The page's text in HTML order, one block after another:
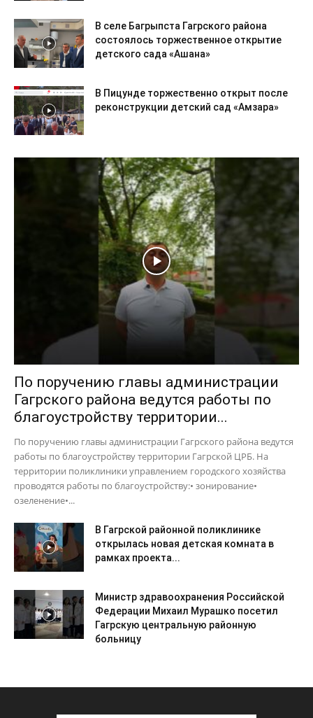
В селе Багрыпста Гагрского района
состоялось торжественное открытие
детского сада «Ашана»
В Пицунде торжественно открыт после
реконструкции детский сад «Амзара»
По поручению главы администрации
Гагрского района ведутся работы по
благоустройству территории...
По поручению главы администрации Гагрского района ведутся
работы по благоустройству территории Гагрской ЦРБ. На
территории поликлиники управлением городского хозяйства
проводятся работы по благоустройству:• зонирование•
озеленение•...
В Гагрской районной поликлинике
открылась новая детская комната в
рамках проекта...
Министр здравоохранения Российской
Федерации Михаил Мурашко посетил
Гагрскую центральную районную
больницу